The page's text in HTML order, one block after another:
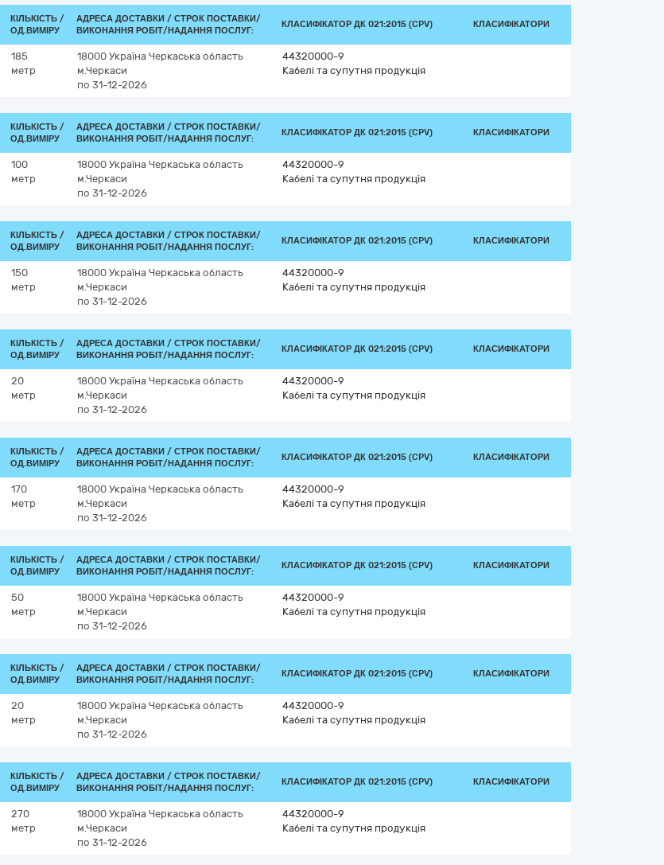
КІЛЬКІСТЬ /
ОД.ВИМІРУ
АДРЕСА ДОСТАВКИ / СТРОК ПОСТАВКИ/
ВИКОНАННЯ РОБІТ/НАДАННЯ ПОСЛУГ:
КЛАСИФІКАТОР ДК 021:2015 (CPV) КЛАСИФІКАТОРИ
185
метр
18000 Україна Черкаська область
м.Черкаси
по 31-12-2026
44320000-9
Кабелі та супутня продукція
КІЛЬКІСТЬ /
ОД.ВИМІРУ
АДРЕСА ДОСТАВКИ / СТРОК ПОСТАВКИ/
ВИКОНАННЯ РОБІТ/НАДАННЯ ПОСЛУГ:
КЛАСИФІКАТОР ДК 021:2015 (CPV) КЛАСИФІКАТОРИ
100
метр
18000 Україна Черкаська область
м.Черкаси
по 31-12-2026
44320000-9
Кабелі та супутня продукція
КІЛЬКІСТЬ /
ОД.ВИМІРУ
АДРЕСА ДОСТАВКИ / СТРОК ПОСТАВКИ/
ВИКОНАННЯ РОБІТ/НАДАННЯ ПОСЛУГ:
КЛАСИФІКАТОР ДК 021:2015 (CPV) КЛАСИФІКАТОРИ
150
метр
18000 Україна Черкаська область
м.Черкаси
по 31-12-2026
44320000-9
Кабелі та супутня продукція
КІЛЬКІСТЬ /
ОД.ВИМІРУ
АДРЕСА ДОСТАВКИ / СТРОК ПОСТАВКИ/
ВИКОНАННЯ РОБІТ/НАДАННЯ ПОСЛУГ:
КЛАСИФІКАТОР ДК 021:2015 (CPV) КЛАСИФІКАТОРИ
20
метр
18000 Україна Черкаська область
м.Черкаси
по 31-12-2026
44320000-9
Кабелі та супутня продукція
КІЛЬКІСТЬ /
ОД.ВИМІРУ
АДРЕСА ДОСТАВКИ / СТРОК ПОСТАВКИ/
ВИКОНАННЯ РОБІТ/НАДАННЯ ПОСЛУГ:
КЛАСИФІКАТОР ДК 021:2015 (CPV) КЛАСИФІКАТОРИ
170
метр
18000 Україна Черкаська область
м.Черкаси
по 31-12-2026
44320000-9
Кабелі та супутня продукція
КІЛЬКІСТЬ /
ОД.ВИМІРУ
АДРЕСА ДОСТАВКИ / СТРОК ПОСТАВКИ/
ВИКОНАННЯ РОБІТ/НАДАННЯ ПОСЛУГ:
КЛАСИФІКАТОР ДК 021:2015 (CPV) КЛАСИФІКАТОРИ
50
метр
18000 Україна Черкаська область
м.Черкаси
по 31-12-2026
44320000-9
Кабелі та супутня продукція
КІЛЬКІСТЬ /
ОД.ВИМІРУ
АДРЕСА ДОСТАВКИ / СТРОК ПОСТАВКИ/
ВИКОНАННЯ РОБІТ/НАДАННЯ ПОСЛУГ:
КЛАСИФІКАТОР ДК 021:2015 (CPV) КЛАСИФІКАТОРИ
20
метр
18000 Україна Черкаська область
м.Черкаси
по 31-12-2026
44320000-9
Кабелі та супутня продукція
КІЛЬКІСТЬ /
ОД.ВИМІРУ
АДРЕСА ДОСТАВКИ / СТРОК ПОСТАВКИ/
ВИКОНАННЯ РОБІТ/НАДАННЯ ПОСЛУГ:
КЛАСИФІКАТОР ДК 021:2015 (CPV) КЛАСИФІКАТОРИ
270
метр
18000 Україна Черкаська область
м.Черкаси
по 31-12-2026
44320000-9
Кабелі та супутня продукція